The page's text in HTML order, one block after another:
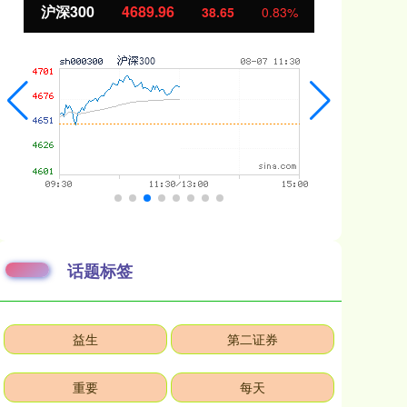
0.83% 北证50 1129.72
话题标签
益生 第二证券
重要 每天